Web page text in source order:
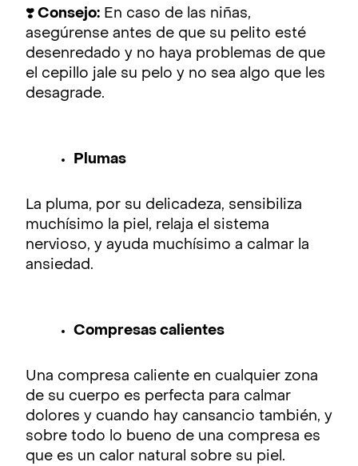
❣️ Consejo: En caso de las niñas,
asegúrense antes de que su pelito esté
desenredado y no haya problemas de que
el cepillo jale su pelo y no sea algo que les
desagrade.
Plumas
La pluma, por su delicadeza, sensibiliza
muchísimo la piel, relaja el sistema
nervioso, y ayuda muchísimo a calmar la
ansiedad.
Compresas calientes
Una compresa caliente en cualquier zona
de su cuerpo es perfecta para calmar
dolores y cuando hay cansancio también, y
sobre todo lo bueno de una compresa es
que es un calor natural sobre su piel.